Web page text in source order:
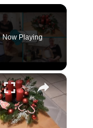
Now Playing
×